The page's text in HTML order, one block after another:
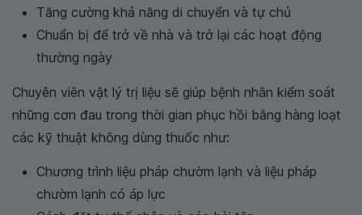
Tăng cường khả năng di chuyển và tự chủ
Chuẩn bị để trở về nhà và trở lại các hoạt động
thường ngày
Chuyên viên vật lý trị liệu sẽ giúp bệnh nhân kiểm soát
những cơn đau trong thời gian phục hồi bằng hàng loạt
các kỹ thuật không dùng thuốc như:
Chương trình liệu pháp chườm lạnh và liệu pháp
chườm lạnh có áp lực